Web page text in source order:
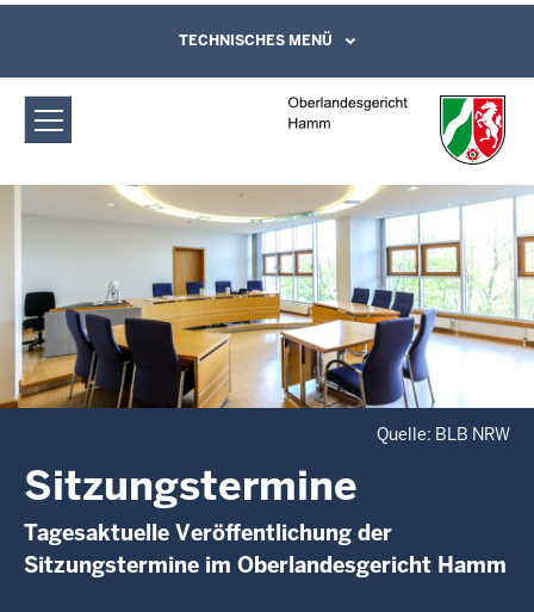
Oberlandesgericht Hamm:
Sitzungstermine
Direkt zum Inhalt
Leichte Sprache, Gebärdensprachenvideo
und Kontaktformular
TECHNISCHES MENÜ
Quelle: BLB NRW
Sitzungstermine
Tagesaktuelle Veröffentlichung der
Sitzungstermine im Oberlandesgericht Hamm